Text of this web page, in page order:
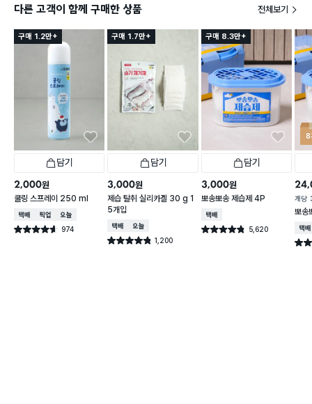
다른 고객이 함께 구매한 상품 전체보기
구매 1.2만+
담기
2,000원
쿨링 스프레이 250 ml
택배배송매장픽업오늘배송
별점 4.6점 974
건 작성
구매 1.7만+
담기
3,000원
제습 탈취 실리카겔 30 g 1
5개입
택배배송오늘배송
별점 4.8점 1,200
건 작성
구매 8.3만+
담기
3,000원
뽀송뽀송 제습제 4P
택배배송
별점 4.8점 5,620
건 작성
8
개당
뽀송
택배
별점